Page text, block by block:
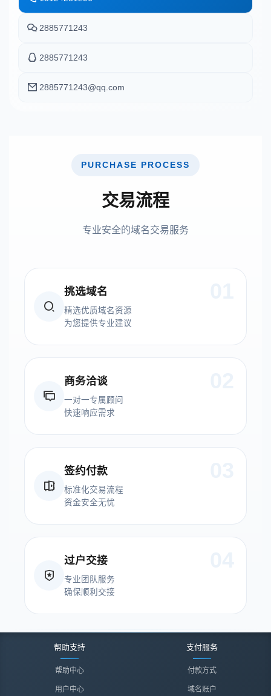
2885771243
2885771243
2885771243@qq.com
PURCHASE PROCESS
交易流程
专业安全的域名交易服务
挑选域名
精选优质域名资源
为您提供专业建议
商务洽谈
一对一专属顾问
快速响应需求
签约付款
标准化交易流程
资金安全无忧
过户交接
专业团队服务
确保顺利交接
帮助支持
帮助中心
用户中心
支付服务
付款方式
域名账户